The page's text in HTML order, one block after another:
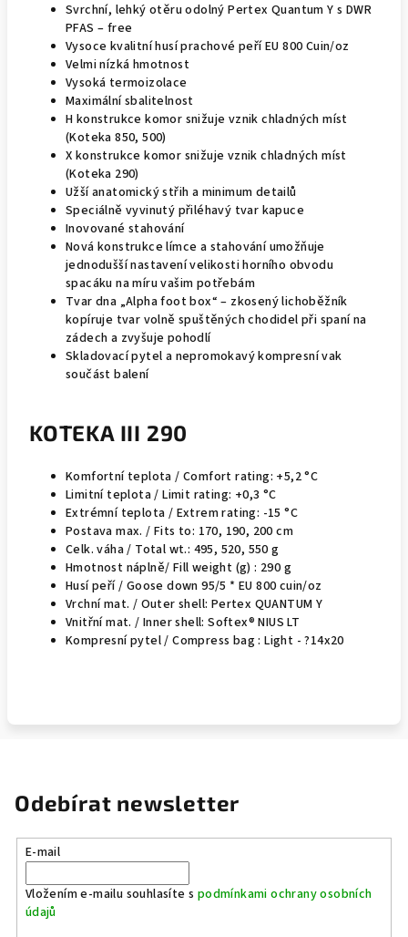
Svrchní, lehký otěru odolný Pertex Quantum Y s DWR
PFAS – free
Vysoce kvalitní husí prachové peří EU 800 Cuin/oz
Velmi nízká hmotnost
Vysoká termoizolace
Maximální sbalitelnost
H konstrukce komor snižuje vznik chladných míst
(Koteka 850, 500)
X konstrukce komor snižuje vznik chladných míst
(Koteka 290)
Užší anatomický střih a minimum detailů
Speciálně vyvinutý přiléhavý tvar kapuce
Inovované stahování
Nová konstrukce límce a stahování umožňuje
jednodušší nastavení velikosti horního obvodu
spacáku na míru vašim potřebám
Tvar dna „Alpha foot box“ – zkosený lichoběžník
kopíruje tvar volně spuštěných chodidel při spaní na
zádech a zvyšuje pohodlí
Skladovací pytel a nepromokavý kompresní vak
součást balení
KOTEKA III 290
Komfortní teplota / Comfort rating: +5,2 °C
Limitní teplota / Limit rating: +0,3 °C
Extrémní teplota / Extrem rating: -15 °C
Postava max. / Fits to: 170, 190, 200 cm
Celk. váha / Total wt.: 495, 520, 550 g
Hmotnost náplně/ Fill weight (g) : 290 g
Husí peří / Goose down 95/5 * EU 800 cuin/oz
Vrchní mat. / Outer shell: Pertex QUANTUM Y
Vnitřní mat. / Inner shell: Softex® NIUS LT
Kompresní pytel / Compress bag : Light - ?14x20
Odebírat newsletter
E-mail
Vložením e-mailu souhlasíte s podmínkami ochrany osobních
údajů